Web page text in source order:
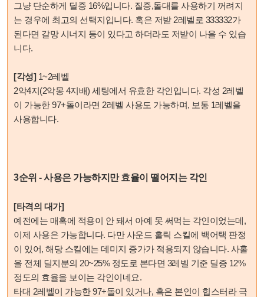
그냥 단순하게 딜증 16%입니다. 질증,돌대를 사용하기 꺼려지
는 경우에 최고의 선택지입니다. 혹은 저받 2레벨로 333332가
된다면 갈망 시너지 등이 있다고 하더라도 저받이 나을 수 있습
니다.
[각성]1~2레벨
2악4지(2악몽 4지배) 세팅에서 유효한 각인입니다. 각성 2레벨
이 가능한 97+돌이라면 2레벨 사용도 가능하며, 보통 1레벨을
사용합니다.
3순위 - 사용은 가능하지만 효율이 떨어지는 각인
[타격의 대가]
예전에는 매혹에 적용이 안 돼서 아예 못 써먹는 각인이었는데,
이제 사용은 가능합니다. 다만 사운드 홀릭 스킬에 백어택 판정
이 있어, 해당 스킬에는 데미지 증가가 적용되지 않습니다. 사홀
을 전체 딜지분의 20~25% 정도로 본다면 3레벨 기준 딜증 12%
정도의 효율을 보이는 각인이네요.
타대 2레벨이 가능한 97+돌이 있거나, 혹은 본인이 힙스터라 극